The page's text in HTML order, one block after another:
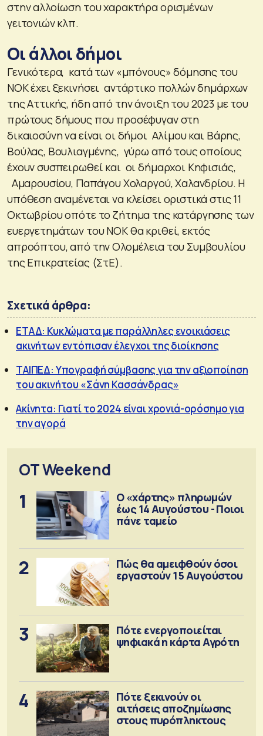
στην αλλοίωση του χαρακτήρα ορισμένων
γειτονιών κλπ.
Οι άλλοι δήμοι
Γενικότερα, κατά των «μπόνους» δόμησης του
ΝΟΚ έχει ξεκινήσει αντάρτικο πολλών δημάρχων
της Αττικής, ήδη από την άνοιξη του 2023 με του
πρώτους δήμους που προσέφυγαν στη
δικαιοσύνη να είναι οι δήμοι Αλίμου και Βάρης,
Βούλας, Βουλιαγμένης, γύρω από τους οποίους
έχουν συσπειρωθεί και οι δήμαρχοι Κηφισιάς,
Αμαρουσίου, Παπάγου Χολαργού, Χαλανδρίου. Η
υπόθεση αναμένεται να κλείσει οριστικά στις 11
Οκτωβρίου οπότε το ζήτημα της κατάργησης των
ευεργετημάτων του ΝΟΚ θα κριθεί, εκτός
απροόπτου, από την Ολομέλεια του Συμβουλίου
της Επικρατείας (ΣτΕ).
Σχετικά άρθρα:
ΕΤΑΔ: Κυκλώματα με παράλληλες ενοικιάσεις
ακινήτων εντόπισαν έλεγχοι της διοίκησης
ΤΑΙΠΕΔ: Υπογραφή σύμβασης για την αξιοποίηση
του ακινήτου «Σάνη Κασσάνδρας»
Ακίνητα: Γιατί το 2024 είναι χρονιά-ορόσημο για
την αγορά
OT Weekend
1
Ο «χάρτης» πληρωμών
έως 14 Αυγούστου - Ποιοι
πάνε ταμείο
2
Πώς θα αμειφθούν όσοι
εργαστούν 15 Αυγούστου
3
Πότε ενεργοποιείται
ψηφιακά η κάρτα Αγρότη
4
Πότε ξεκινούν οι
αιτήσεις αποζημίωσης
στους πυρόπληκτους